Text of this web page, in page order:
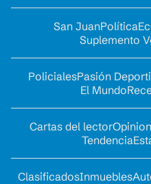
San JuanPolítica
Suplemento
PolicialesPasión
El Mundo
Cartas del lectorOpinion
Tendencia
ClasificadosInmuebles